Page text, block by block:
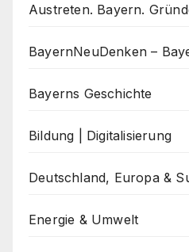
Austreten. Bayern.
BayernNeuDenken –
Bayerns Geschichte
Bildung | Digitalisierung
Deutschland, Europa &
Energie & Umwelt